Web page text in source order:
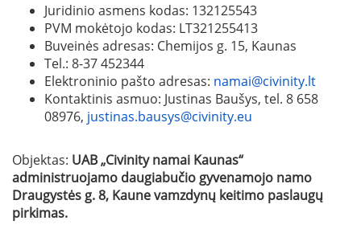
Juridinio asmens kodas: 132125543
PVM mokėtojo kodas: LT321255413
Buveinės adresas: Chemijos g. 15, Kaunas
Tel.: 8-37 452344
Elektroninio pašto adresas: namai@civinity.lt
Kontaktinis asmuo: Justinas Baušys, tel. 8 658
08976, justinas.bausys@civinity.eu
Objektas: UAB „Civinity namai Kaunas“
administruojamo daugiabučio gyvenamojo namo
Draugystės g. 8, Kaunevamzdynų keitimo paslaugų
pirkimas.